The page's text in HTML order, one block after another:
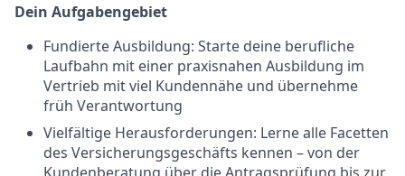
Dein Aufgabengebiet
Fundierte Ausbildung: Starte deine berufliche
Laufbahn mit einer praxisnahen Ausbildung im
Vertrieb mit viel Kundennähe und übernehme
früh Verantwortung
Vielfältige Herausforderungen: Lerne alle Facetten
des Versicherungsgeschäfts kennen – von der